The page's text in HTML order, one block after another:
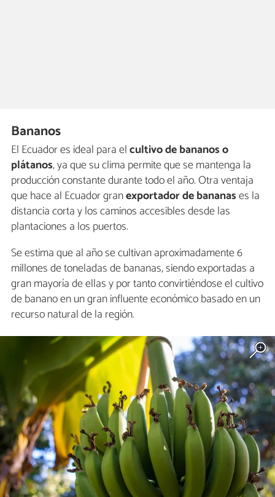
Bananos
El Ecuador es ideal para elcultivo de bananos o
plátanos, ya que su clima permite que se mantenga la
producción constante durante todo el año. Otra ventaja
que hace al Ecuador granexportador de bananases la
distancia corta y los caminos accesibles desde las
plantaciones a los puertos.
Se estima que al año se cultivan aproximadamente 6
millones de toneladas de bananas, siendo exportadas a
gran mayoría de ellas y por tanto convirtiéndose el cultivo
de banano en un gran influente económico basado en un
recurso natural de la región.